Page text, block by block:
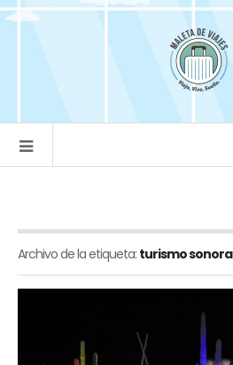
Archivo de la etiqueta: turismo sonora